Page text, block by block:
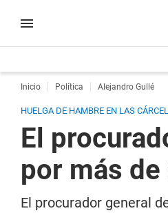
Inicio Política Alejandro Gullé
HUELGA DE HAMBRE EN LAS
El
por más
El procurador general